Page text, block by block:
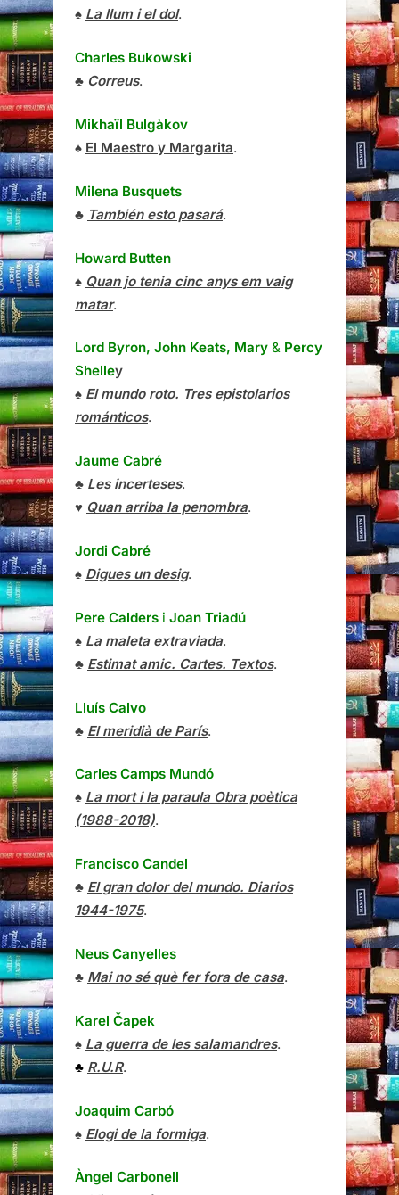
♠ La llum i el dol.
Charles Bukowski
♣ Correus.
Mikhaïl Bulgàkov
♠ El Maestro y Margarita.
Milena Busquets
♣ También esto pasará.
Howard Butten
♠ Quan jo tenia cinc anys em vaig
matar.
Lord Byron, John Keats, Mary & Percy
Shelley
♠ El mundo roto. Tres epistolarios
románticos.
Jaume Cabré
♣ Les incerteses.
♥ Quan arriba la penombra.
Jordi Cabré
♠ Digues un desig.
Pere Calders i Joan Triadú
♠ La maleta extraviada.
♣ Estimat amic. Cartes. Textos.
Lluís Calvo
♣ El meridià de París.
Carles Camps Mundó
♠ La mort i la paraula Obra poètica
(1988-2018).
Francisco Candel
♣ El gran dolor del mundo. Diarios
1944-1975.
Neus Canyelles
♣ Mai no sé què fer fora de casa.
Karel Čapek
♠ La guerra de les salamandres.
♣ R.U.R.
Joaquim Carbó
♠ Elogi de la formiga.
Àngel Carbonell